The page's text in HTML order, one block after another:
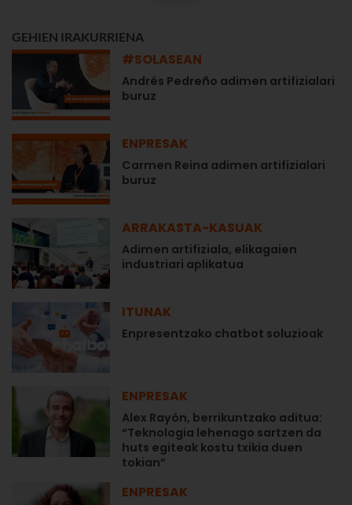
GEHIEN IRAKURRIENA
#SOLASEAN
Andrés Pedreño adimen artifizialari
buruz
ENPRESAK
Carmen Reina adimen artifizialari
buruz
ARRAKASTA-KASUAK
Adimen artifiziala, elikagaien
industriari aplikatua
ITUNAK
Enpresentzako chatbot soluzioak
ENPRESAK
Alex Rayón, berrikuntzako aditua:
“Teknologia lehenago sartzen da
huts egiteak kostu txikia duen
tokian”
ENPRESAK